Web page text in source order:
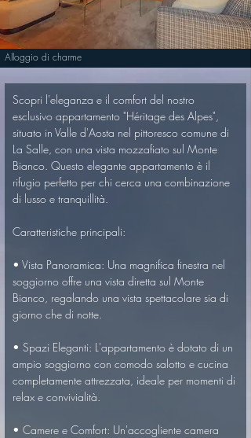
Alloggio di charme
Scopri l'eleganza e il comfort del nostro
esclusivo appartamento "Héritage des Alpes",
situato in Valle d'Aosta nel pittoresco comune di
La Salle, con una vista mozzafiato sul Monte
Bianco. Questo elegante appartamento è il
rifugio perfetto per chi cerca una combinazione
di lusso e tranquillità.
Caratteristiche principali:
• Vista Panoramica: Una magnifica finestra nel
soggiorno offre una vista diretta sul Monte
Bianco, regalando una vista spettacolare sia di
giorno che di notte.
• Spazi Eleganti: L'appartamento è dotato di un
ampio soggiorno con comodo salotto e cucina
completamente attrezzata, ideale per momenti di
relax e convivialità.
• Camere e Comfort: Un'accogliente camera